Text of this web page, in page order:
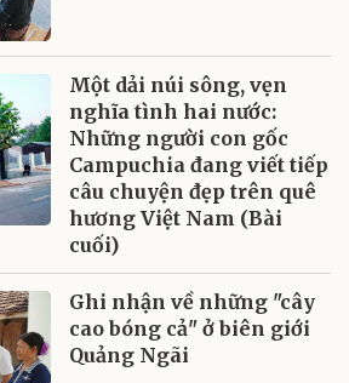
Một dải núi sông, vẹn
nghĩa tình hai nước:
Những người con gốc
Campuchia đang viết tiếp
câu chuyện đẹp trên quê
hương Việt Nam (Bài
cuối)
Ghi nhận về những "cây
cao bóng cả" ở biên giới
Quảng Ngãi